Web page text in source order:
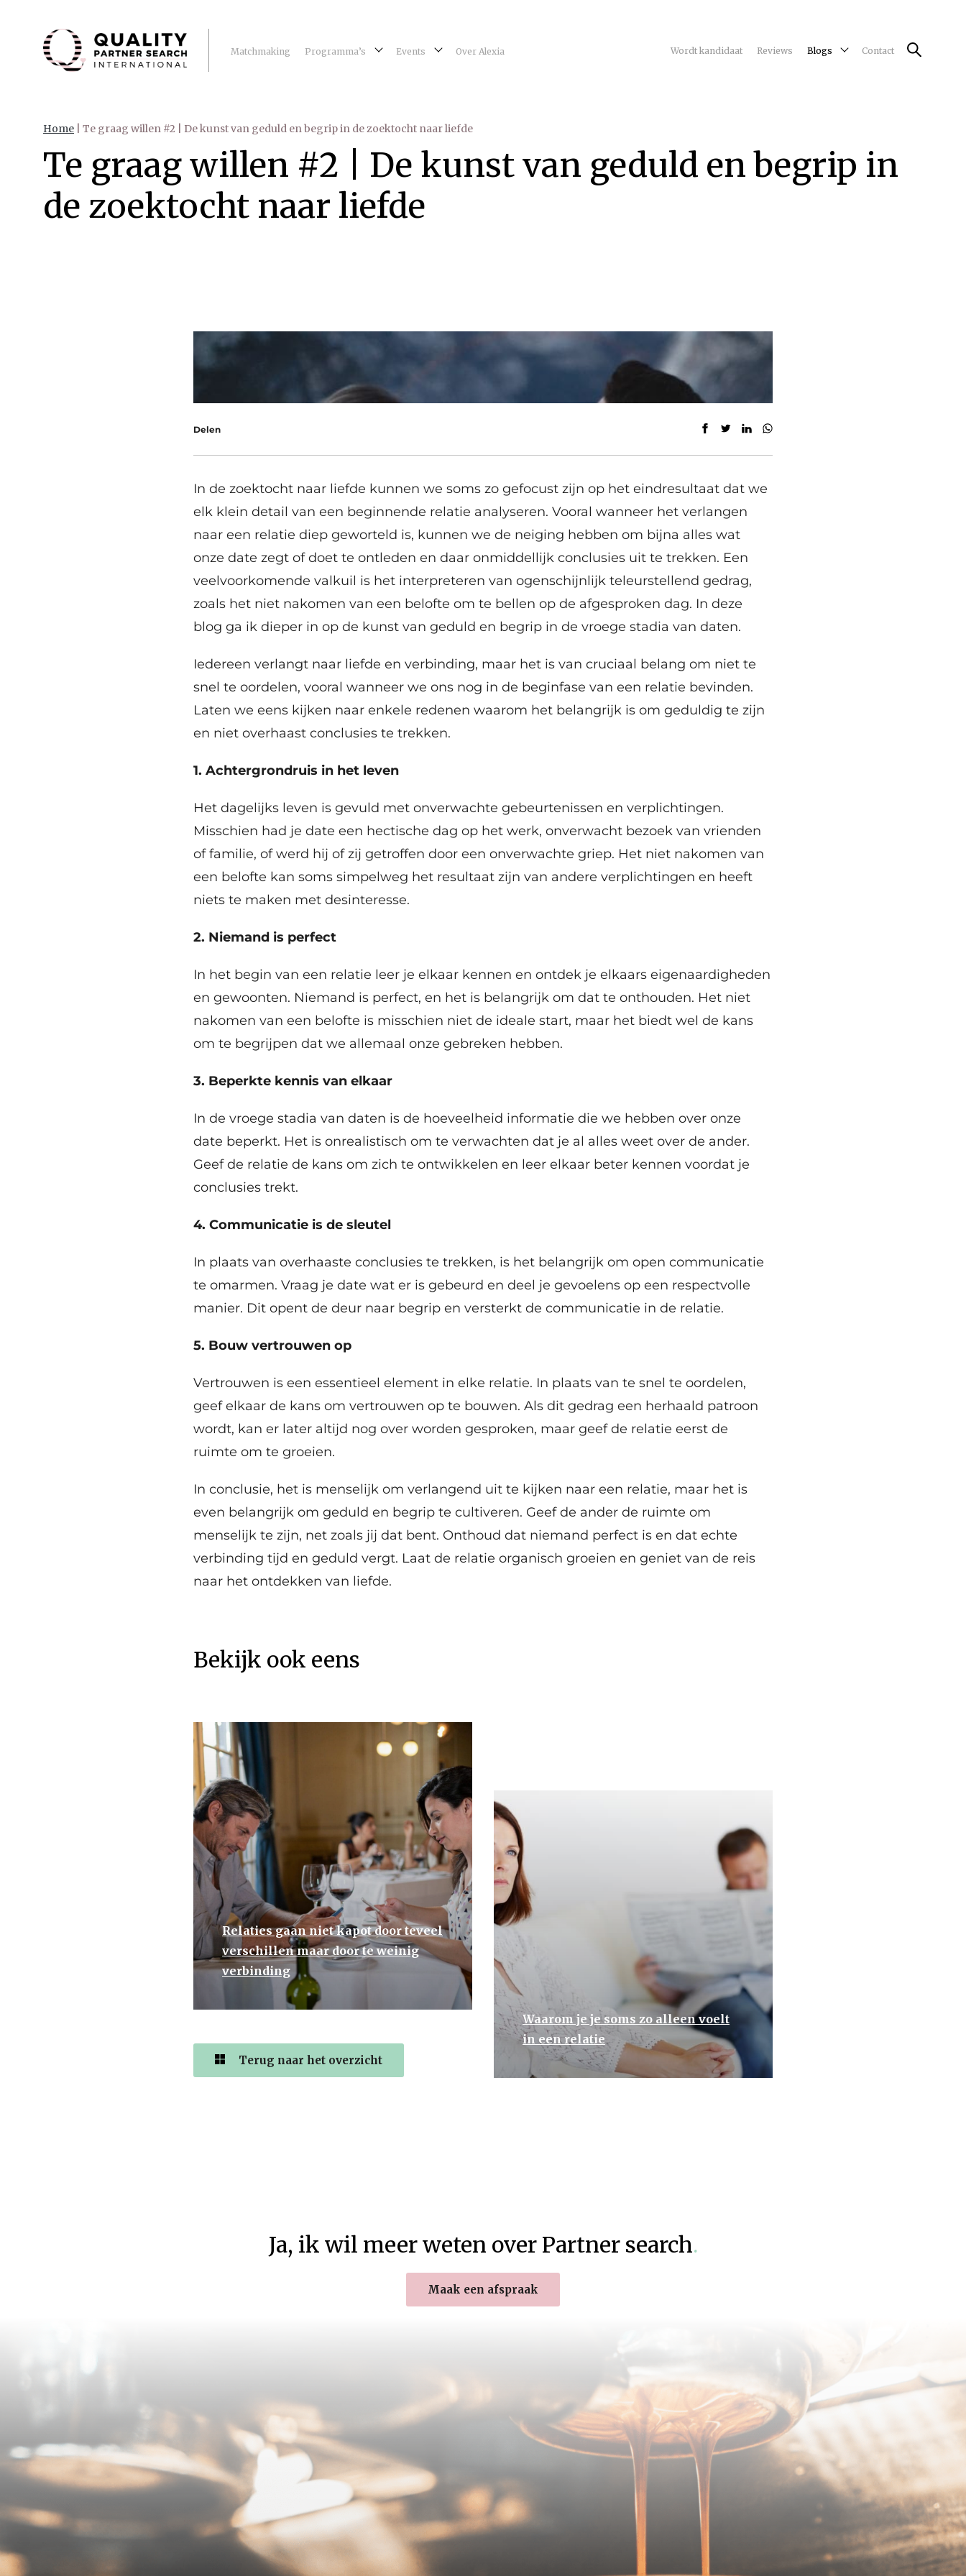
Matchmaking Programma’s Events Over Alexia Wordt kandidaat Reviews Blogs Contact
Home Te graag willen #2 | De kunst van geduld en begrip in de zoektocht naar liefde
Te graag willen #2 | De kunst van geduld en begrip in
de zoektocht naar liefde
Delen
In de zoektocht naar liefde kunnen we soms zo gefocust zijn op het eindresultaat dat we
elk klein detail van een beginnende relatie analyseren. Vooral wanneer het verlangen
naar een relatie diep geworteld is, kunnen we de neiging hebben om bijna alles wat
onze date zegt of doet te ontleden en daar onmiddellijk conclusies uit te trekken. Een
veelvoorkomende valkuil is het interpreteren van ogenschijnlijk teleurstellend gedrag,
zoals het niet nakomen van een belofte om te bellen op de afgesproken dag. In deze
blog ga ik dieper in op de kunst van geduld en begrip in de vroege stadia van daten.
Iedereen verlangt naar liefde en verbinding, maar het is van cruciaal belang om niet te
snel te oordelen, vooral wanneer we ons nog in de beginfase van een relatie bevinden.
Laten we eens kijken naar enkele redenen waarom het belangrijk is om geduldig te zijn
en niet overhaast conclusies te trekken.
1. Achtergrondruis in het leven
Het dagelijks leven is gevuld met onverwachte gebeurtenissen en verplichtingen.
Misschien had je date een hectische dag op het werk, onverwacht bezoek van vrienden
of familie, of werd hij of zij getroffen door een onverwachte griep. Het niet nakomen van
een belofte kan soms simpelweg het resultaat zijn van andere verplichtingen en heeft
niets te maken met desinteresse.
2. Niemand is perfect
In het begin van een relatie leer je elkaar kennen en ontdek je elkaars eigenaardigheden
en gewoonten. Niemand is perfect, en het is belangrijk om dat te onthouden. Het niet
nakomen van een belofte is misschien niet de ideale start, maar het biedt wel de kans
om te begrijpen dat we allemaal onze gebreken hebben.
3. Beperkte kennis van elkaar
In de vroege stadia van daten is de hoeveelheid informatie die we hebben over onze
date beperkt. Het is onrealistisch om te verwachten dat je al alles weet over de ander.
Geef de relatie de kans om zich te ontwikkelen en leer elkaar beter kennen voordat je
conclusies trekt.
4. Communicatie is de sleutel
In plaats van overhaaste conclusies te trekken, is het belangrijk om open communicatie
te omarmen. Vraag je date wat er is gebeurd en deel je gevoelens op een respectvolle
manier. Dit opent de deur naar begrip en versterkt de communicatie in de relatie.
5. Bouw vertrouwen op
Vertrouwen is een essentieel element in elke relatie. In plaats van te snel te oordelen,
geef elkaar de kans om vertrouwen op te bouwen. Als dit gedrag een herhaald patroon
wordt, kan er later altijd nog over worden gesproken, maar geef de relatie eerst de
ruimte om te groeien.
In conclusie, het is menselijk om verlangend uit te kijken naar een relatie, maar het is
even belangrijk om geduld en begrip te cultiveren. Geef de ander de ruimte om
menselijk te zijn, net zoals jij dat bent. Onthoud dat niemand perfect is en dat echte
verbinding tijd en geduld vergt. Laat de relatie organisch groeien en geniet van de reis
naar het ontdekken van liefde.
Bekijk ook eens
Relaties gaan niet kapot door teveel
verschillen maar door te weinig
verbinding
Waarom je je soms zo alleen voelt
in een relatie
Terug naar het overzicht
Ja, ik wil meer weten over Partner search.
Maak een afspraak